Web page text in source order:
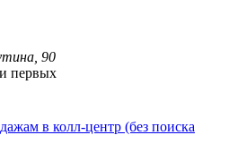
90
первых
в колл-центр (без поиска